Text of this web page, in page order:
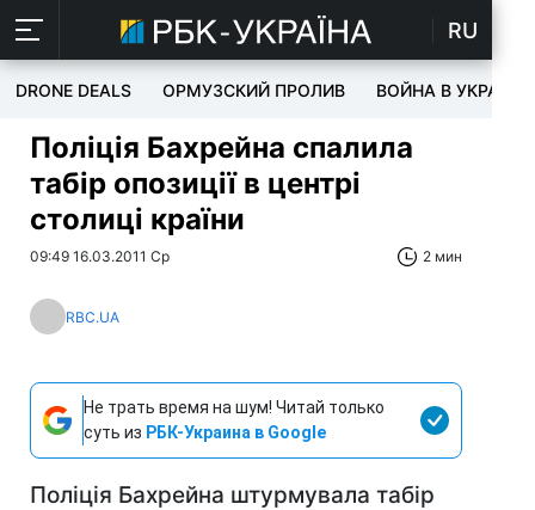
RU
DRONE DEALS ОРМУЗСКИЙ ПРОЛИВ ВОЙНА В УКРАИНЕ
Поліція Бахрейна спалила
табір опозиції в центрі
столиці країни
09:49 16.03.2011 Ср 2 мин
RBC.UA
Не трать время на шум! Читай только
суть из РБК-Украина в Google
Поліція Бахрейна штурмувала табір